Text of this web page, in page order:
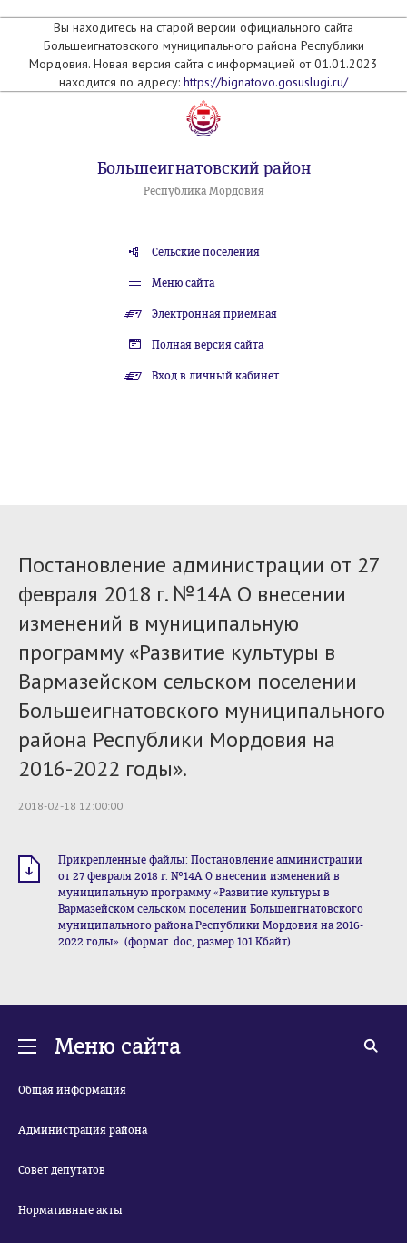
Вы находитесь на старой версии официального сайта
Большеигнатовского муниципального района Республики
Мордовия. Новая версия сайта с информацией от 01.01.2023
находится по адресу: https://bignatovo.gosuslugi.ru/
Большеигнатовский район
Республика Мордовия
Сельские поселения
Меню сайта
Электронная приемная
Полная версия сайта
Вход в личный кабинет
Постановление администрации от 27
февраля 2018 г. №14А О внесении
изменений в муниципальную
программу «Развитие культуры в
Вармазейском сельском поселении
Большеигнатовского муниципального
района Республики Мордовия на
2016-2022 годы».
2018-02-18 12:00:00
Прикрепленные файлы: Постановление администрации
от 27 февраля 2018 г. №14А О внесении изменений в
муниципальную программу «Развитие культуры в
Вармазейском сельском поселении Большеигнатовского
муниципального района Республики Мордовия на 2016-
2022 годы». (формат .doc, размер 101 Кбайт)
Меню сайта
Общая информация
Администрация района
Совет депутатов
Нормативные акты